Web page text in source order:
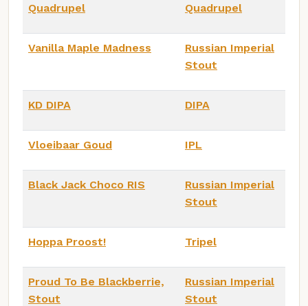
Quadrupel Quadrupel
Vanilla Maple Madness
Russian Imperial
Stout
KD DIPA DIPA
Vloeibaar Goud IPL
Black Jack Choco RIS
Russian Imperial
Stout
Hoppa Proost! Tripel
Proud To Be Blackberrie,
Stout
Russian Imperial
Stout